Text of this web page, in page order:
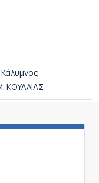
Κάλυμνος
ΚΟΥΛΛΙΑΣ